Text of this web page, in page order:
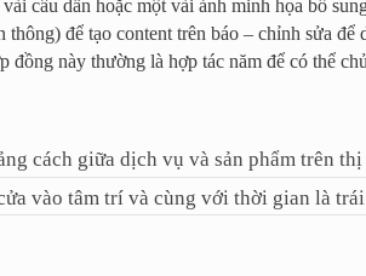
câu dẫn hoặc một vài ảnh minh họa bổ
để tạo content trên báo – chỉnh sửa
đồng này thường là hợp tác năm để có thể
cách giữa dịch vụ và sản phẩm trên
vào tâm trí và cùng với thời gian là